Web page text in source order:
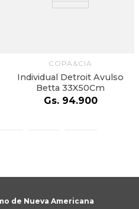
COPA&CIA
Individual Detroit Avulso
Betta 33X50Cm
Gs. 94.900
de Nueva Americana